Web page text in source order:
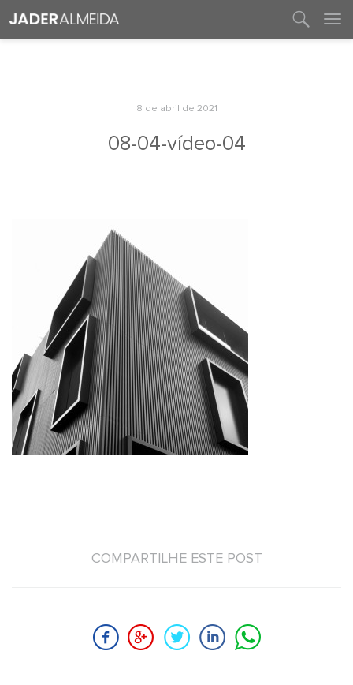
8 de abril de 2021
08-04-vídeo-04
COMPARTILHE ESTE POST